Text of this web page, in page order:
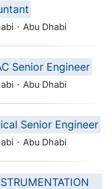
· Abu Dhabi
Senior Engineer
· Abu Dhabi
Senior Engineer
· Abu Dhabi